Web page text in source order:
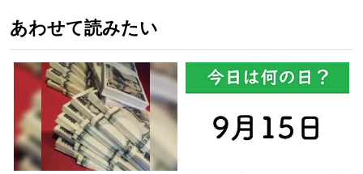
あわせて読みたい